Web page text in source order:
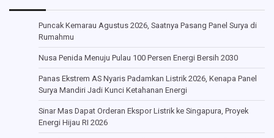
Puncak Kemarau Agustus 2026, Saatnya Pasang Panel Surya di
Rumahmu
Nusa Penida Menuju Pulau 100 Persen Energi Bersih 2030
Panas Ekstrem AS Nyaris Padamkan Listrik 2026, Kenapa Panel
Surya Mandiri Jadi Kunci Ketahanan Energi
Sinar Mas Dapat Orderan Ekspor Listrik ke Singapura, Proyek
Energi Hijau RI 2026